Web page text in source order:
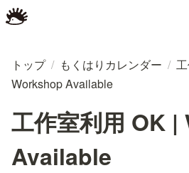
トップ / もくはりカレンダー /
Workshop Available
工作室利用 OK
Available